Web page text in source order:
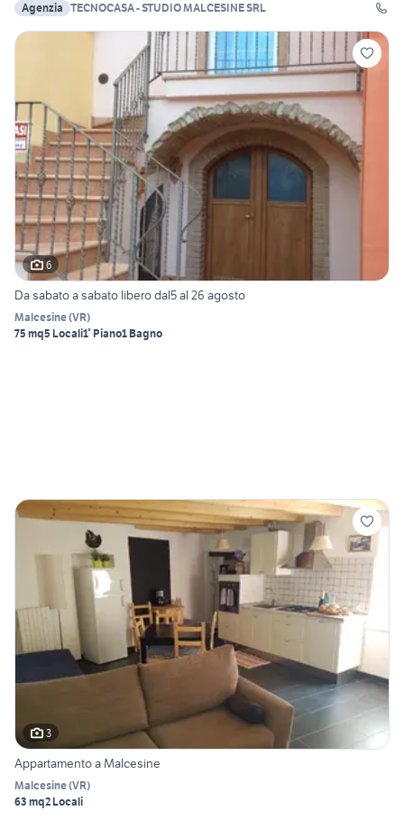
Agenzia TECNOCASA - STUDIO MALCESINE SRL
6
Da sabato a sabato libero dal5 al 26 agosto
Malcesine(VR)
75 mq5 Locali1° Piano1 Bagno
3
Appartamento a Malcesine
Malcesine(VR)
63 mq2 Locali